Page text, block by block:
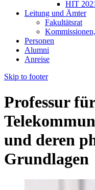
HIT
Leitung und Ämter
Fakultätsrat
Personen
Alumni
Anreise
Skip to footer
Professur für
und deren
Grundlagen